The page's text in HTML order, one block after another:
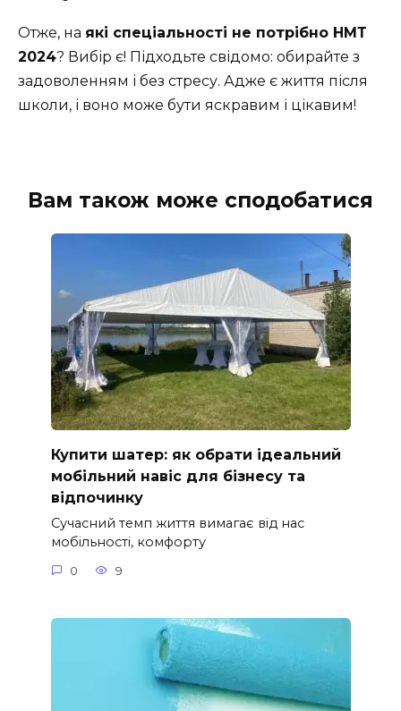
Отже, на які спеціальності не потрібно НМТ
2024? Вибір є! Підходьте свідомо: обирайте з
задоволенням і без стресу. Адже є життя після
школи, і воно може бути яскравим і цікавим!
Вам також може сподобатися
Купити шатер: як обрати ідеальний
мобільний навіс для бізнесу та
відпочинку
Сучасний темп життя вимагає від нас
мобільності, комфорту
0 9